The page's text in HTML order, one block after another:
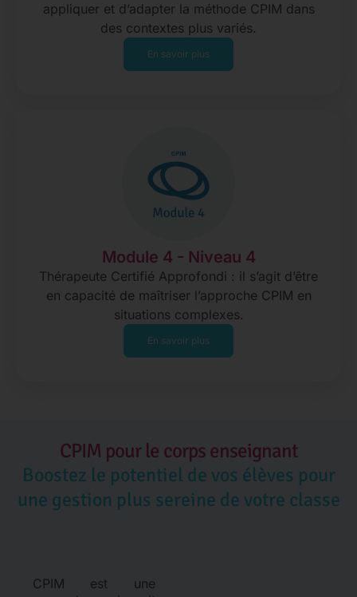
appliquer et d’adapter la méthode CPIM dans
des contextes plus variés.
En savoir plus
Module 4 - Niveau 4
Thérapeute Certifié Approfondi : il s’agit d’être
en capacité de maîtriser l’approche CPIM en
situations complexes.
En savoir plus
CPIM pour le corps enseignant
Boostez le potentiel de vos élèves pour
une gestion plus sereine de votre classe​
CPIM est une